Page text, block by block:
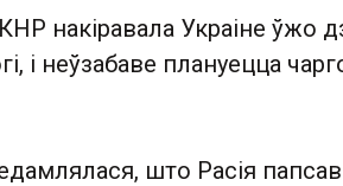
накіравала Украіне ўжо
і неўзабаве плануецца
што Расія